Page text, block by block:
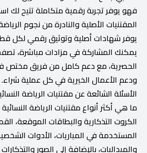
فهو يوفر تجربة رقمية متكاملة تتيح لك
المقتنيات الأصلية والنادرة من نجوم
يوفر شهادات أصلية وتوثيق رقمي لكل
يمكنك المشاركة في مزادات مباشرة،
الحصرية، مع دعم كامل من فريق مختص
ودعم الأعمال الخيرية في كل عملية شراء.
الأسئلة الشائعة عن مقتنيات الرياضة
ما هي أكثر أنواع مقتنيات الرياضة النسائية
الكروت التذكارية والبطاقات الموقعة،
المستخدمة في المباريات، الأدوات
والميداليات، بالإضافة إلى الصور والتذكارات